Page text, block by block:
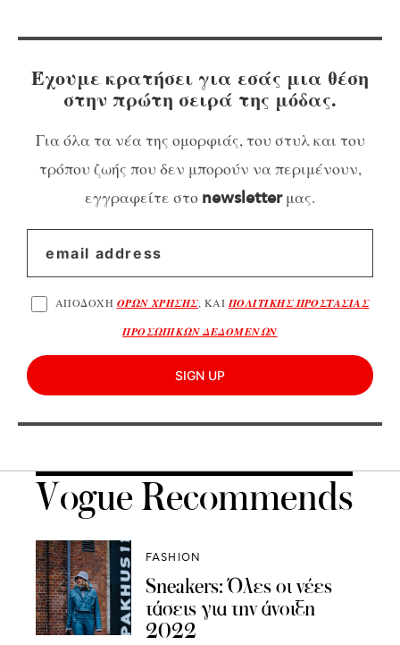
Έχουμε κρατήσει για εσάς μια θέση
στην πρώτη σειρά της μόδας.
Για όλα τα νέα της ομορφιάς, του στυλ και του
τρόπου ζωής που δεν μπορούν να περιμένουν,
εγγραφείτε στο newsletterμας.
ΑΠΟΔΟΧΗ ΟΡΩΝ ΧΡΗΣΗΣ, ΚΑΙ ΠΟΛΙΤΙΚΗΣ ΠΡΟΣΤΑΣΙΑΣ
ΠΡΟΣΩΠΙΚΩΝ ΔΕΔΟΜΕΝΩΝ
SIGN UP
Vogue Recommends
FASHION
Sneakers: Όλες οι νέες
τάσεις για την άνοιξη
2022